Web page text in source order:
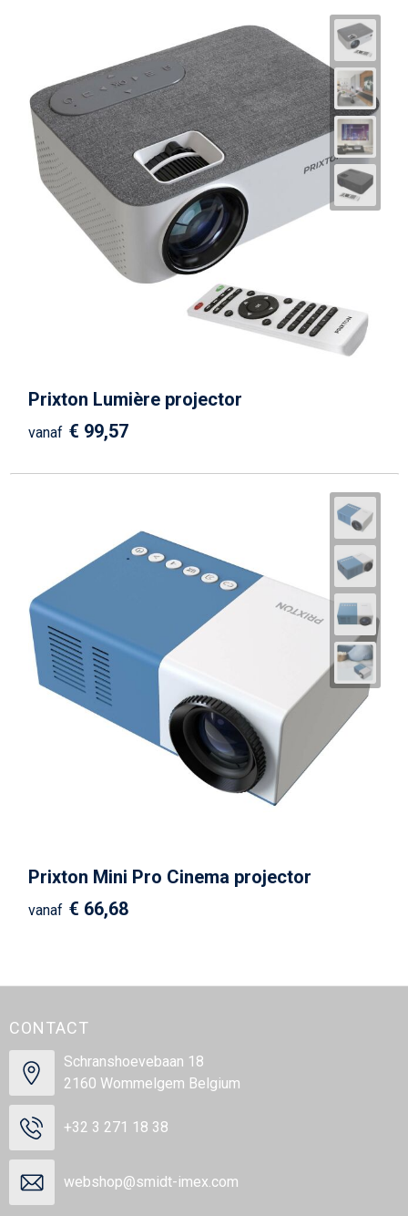
Prixton Lumière projector
vanaf € 99,57
Prixton Mini Pro Cinema projector
vanaf € 66,68
CONTACT
Schranshoevebaan 18
2160 Wommelgem Belgium
+32 3 271 18 38
webshop@smidt-imex.com